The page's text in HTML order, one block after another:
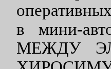
в мини-
МЕЖДУ